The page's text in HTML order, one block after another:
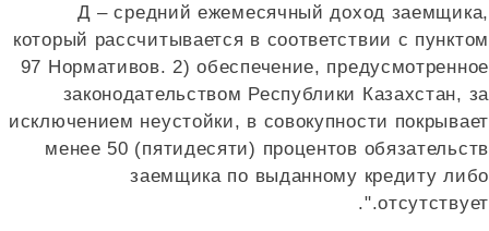
Д – средний ежемесячный доход заемщика,
который рассчитывается в соответствии с пунктом
97 Нормативов. 2) обеспечение, предусмотренное
законодательством Республики Казахстан, за
исключением неустойки, в совокупности покрывает
менее 50 (пятидесяти) процентов обязательств
заемщика по выданному кредиту либо
отсутствует.".